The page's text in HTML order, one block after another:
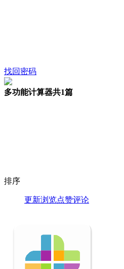
找回密码
多功能计算器共1篇
排序
更新浏览点赞评论